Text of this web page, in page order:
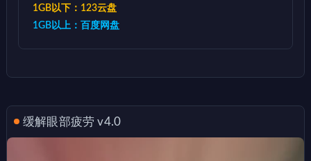
1GB以下：123云盘
1GB以上：百度网盘
缓解眼部疲劳 v4.0